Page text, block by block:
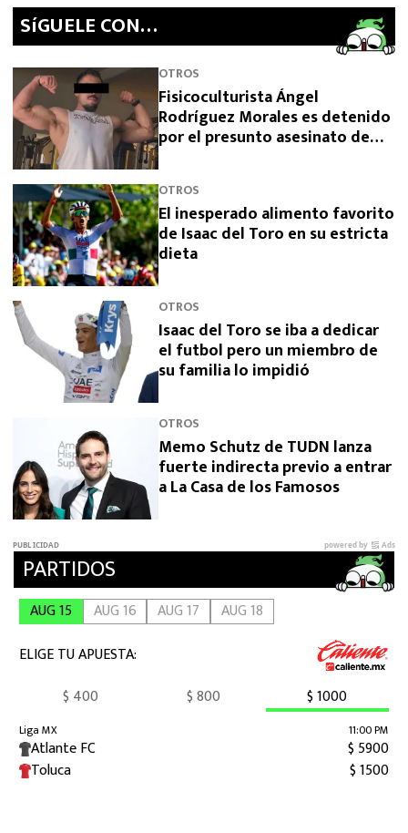
SíGUELE CON…
OTROS
Fisicoculturista Ángel
Rodríguez Morales es detenido
por el presunto asesinato de
OTROS
El inesperado alimento favorito
de Isaac del Toro en su estricta
dieta
OTROS
Isaac del Toro se iba a dedicar
el futbol pero un miembro de
su familia lo impidió
OTROS
Memo Schutz de TUDN lanza
fuerte indirecta previo a entrar
a La Casa de los Famosos